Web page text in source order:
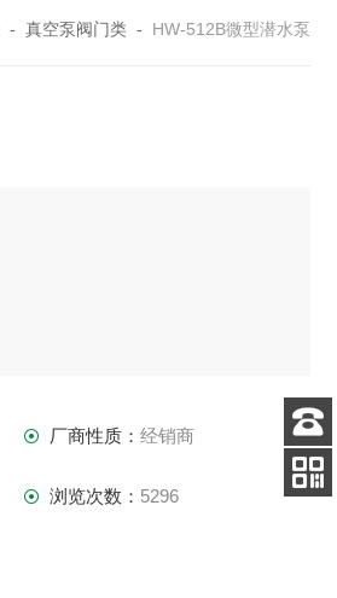
- 真空泵阀门类 - HW-512B微型潜水泵
厂商性质： 经销商
浏览次数： 5296
客服
电话